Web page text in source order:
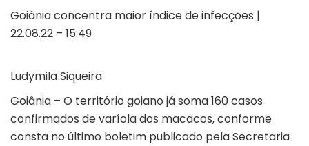
Goiânia concentra maior índice de infecções |
22.08.22 – 15:49
Ludymila Siqueira
Goiânia – O território goiano já soma 160 casos
confirmados de varíola dos macacos, conforme
consta no último boletim publicado pela Secretaria